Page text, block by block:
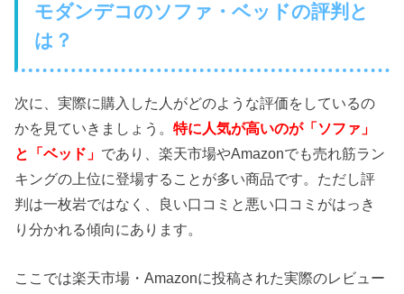
モダンデコのソファ・ベッドの評判と
は？
次に、実際に購入した人がどのような評価をしているの
かを見ていきましょう。特に人気が高いのが「ソファ」
と「ベッド」 であり、楽天市場やAmazonでも売れ筋ラン
キングの上位に登場することが多い商品です。ただし評
判は一枚岩ではなく、良い口コミと悪い口コミがはっき
り分かれる傾向にあります。
ここでは楽天市場・Amazonに投稿された実際のレビュー